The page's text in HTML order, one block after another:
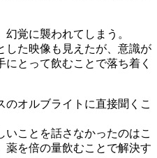
覚に襲われてしまう。
した映像も見えたが、意識が
とって飲むことで落ち着く
オルブライトに直接聞くこ
ことを話さなかったのはこ
薬を倍の量飲むことで解決す